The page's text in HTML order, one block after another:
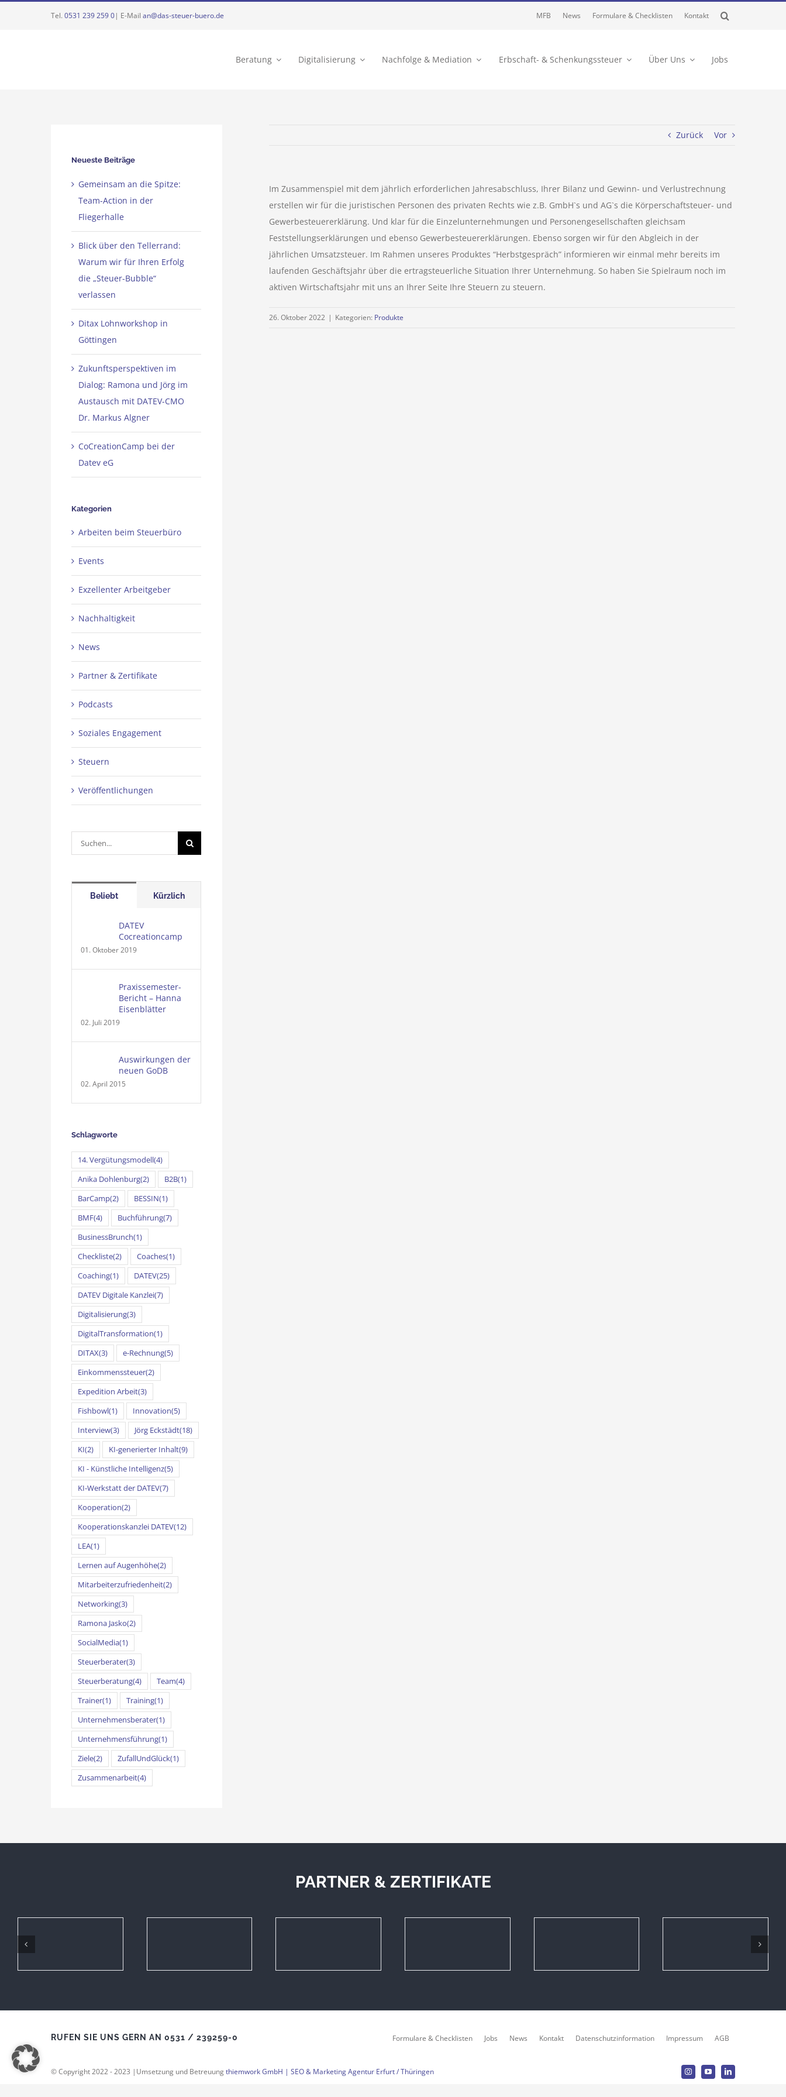
Tel. 0531 239 259 0| E-Mail an@das-steuer-buero.de MFB News Formulare & Checklisten Kontakt
Beratung Digitalisierung Nachfolge & Mediation Erbschaft- & Schenkungssteuer Über Uns Jobs
Zurück Vor
Im Zusammenspiel mit dem jährlich erforderlichen Jahresabschluss, Ihrer Bilanz und Gewinn- und Verlustrechnung
erstellen wir für die juristischen Personen des privaten Rechts wie z.B. GmbH`s und AG`s die Körperschaftsteuer- und
Gewerbesteuererklärung. Und klar für die Einzelunternehmungen und Personengesellschaften gleichsam
Feststellungserklärungen und ebenso Gewerbesteuererklärungen. Ebenso sorgen wir für den Abgleich in der
jährlichen Umsatzsteuer. Im Rahmen unseres Produktes “Herbstgespräch” informieren wir einmal mehr bereits im
laufenden Geschäftsjahr über die ertragsteuerliche Situation Ihrer Unternehmung. So haben Sie Spielraum noch im
aktiven Wirtschaftsjahr mit uns an Ihrer Seite Ihre Steuern zu steuern.
26. Oktober 2022 | Kategorien: Produkte
Neueste Beiträge
Gemeinsam an die Spitze:
Team-Action in der
Fliegerhalle
Blick über den Tellerrand:
Warum wir für Ihren Erfolg
die „Steuer-Bubble“
verlassen
Ditax Lohnworkshop in
Göttingen
Zukunftsperspektiven im
Dialog: Ramona und Jörg im
Austausch mit DATEV-CMO
Dr. Markus Algner
CoCreationCamp bei der
Datev eG
Kategorien
Arbeiten beim Steuerbüro
Events
Exzellenter Arbeitgeber
Nachhaltigkeit
News
Partner & Zertifikate
Podcasts
Soziales Engagement
Steuern
Veröffentlichungen
Suche
nach:
Beliebt Kürzlich
DATEV
Cocreationcamp
01. Oktober 2019
Praxissemester-
Bericht – Hanna
Eisenblätter
02. Juli 2019
Auswirkungen der
neuen GoDB
02. April 2015
Schlagworte
14. Vergütungsmodell(4)
Anika Dohlenburg(2) B2B(1)
BarCamp(2) BESSIN(1)
BMF(4) Buchführung(7)
BusinessBrunch(1)
Checkliste(2) Coaches(1)
Coaching(1) DATEV(25)
DATEV Digitale Kanzlei(7)
Digitalisierung(3)
DigitalTransformation(1)
DITAX(3) e-Rechnung(5)
Einkommenssteuer(2)
Expedition Arbeit(3)
Fishbowl(1) Innovation(5)
Interview(3) Jörg Eckstädt(18)
KI(2) KI-generierter Inhalt(9)
KI - Künstliche Intelligenz(5)
KI-Werkstatt der DATEV(7)
Kooperation(2)
Kooperationskanzlei DATEV(12)
LEA(1)
Lernen auf Augenhöhe(2)
Mitarbeiterzufriedenheit(2)
Networking(3)
Ramona Jasko(2)
SocialMedia(1)
Steuerberater(3)
Steuerberatung(4) Team(4)
Trainer(1) Training(1)
Unternehmensberater(1)
Unternehmensführung(1)
Ziele(2) ZufallUndGlück(1)
Zusammenarbeit(4)
PARTNER & ZERTIFIKATE
RUFEN SIE UNS GERN AN 0531 / 239259-0 Formulare & Checklisten Jobs News Kontakt Datenschutzinformation Impressum AGB
© Copyright 2022 - 2023 |Umsetzung und Betreuungthiemwork GmbH | SEO & Marketing Agentur Erfurt / Thüringen